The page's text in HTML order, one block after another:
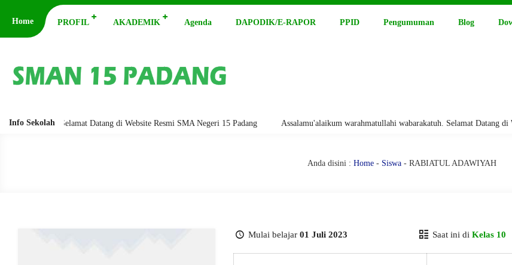
Home PROFIL AKADEMIK Agenda DAPODIK/E-RAPOR PPID Pengumuman Blog
Info SekolahSelamat Datang di Website Resmi SMA Negeri 15 Padang Assalamu'alaikum warahmatullahi wabarakatuh. Selamat Datang di
Anda disini : Home - Siswa - RABIATUL ADAWIYAH
Mulai belajar 01 Juli 2023 Saat ini di Kelas 10